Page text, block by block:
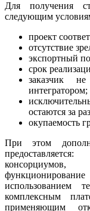
Для получения
следующим
проект
отсутствие
экспортный
срок
заказчик
интегратором;
остаются за
окупаемость
При этом
использованием
комплексным
применяющим